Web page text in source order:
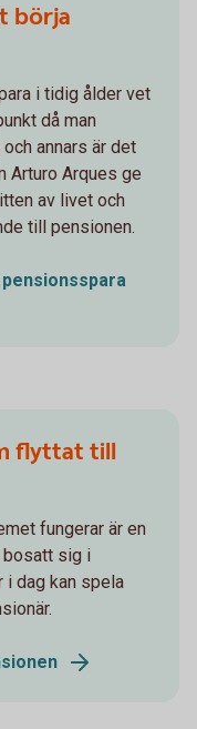
börja
i tidig ålder vet
då man
annars är det
Arturo Arques ge
av livet och
till pensionen.
flyttat till
fungerar är en
sig i
i dag kan spela